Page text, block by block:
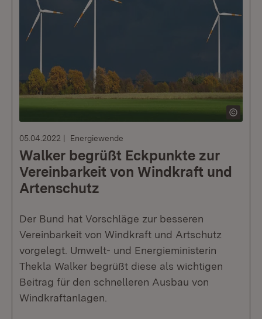
05.04.2022 Energiewende
Walker begrüßt Eckpunkte zur
Vereinbarkeit von Windkraft und
Artenschutz
Der Bund hat Vorschläge zur besseren
Vereinbarkeit von Windkraft und Artschutz
vorgelegt. Umwelt- und Energieministerin
Thekla Walker begrüßt diese als wichtigen
Beitrag für den schnelleren Ausbau von
Windkraftanlagen.